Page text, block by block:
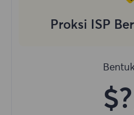
Proksi ISP
$?